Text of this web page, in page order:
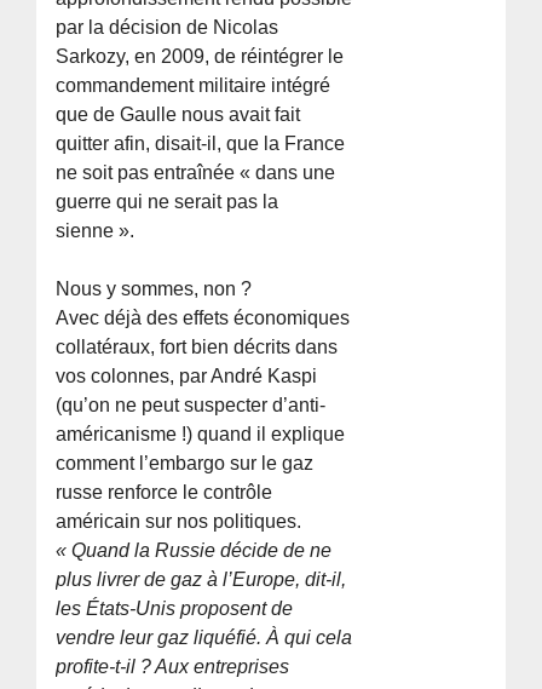
par la décision de Nicolas
Sarkozy, en 2009, de réintégrer le
commandement militaire intégré
que de Gaulle nous avait fait
quitter afin, disait-il, que la France
ne soit pas entraînée « dans une
guerre qui ne serait pas la
sienne ».
Nous y sommes, non ?
Avec déjà des effets économiques
collatéraux, fort bien décrits dans
vos colonnes, par André Kaspi
(qu’on ne peut suspecter d’anti-
américanisme !) quand il explique
comment l’embargo sur le gaz
russe renforce le contrôle
américain sur nos politiques.
« Quand la Russie décide de ne
plus livrer de gaz à l’Europe, dit-il,
les États-Unis proposent de
vendre leur gaz liquéfié. À qui cela
profite-t-il ? Aux entreprises